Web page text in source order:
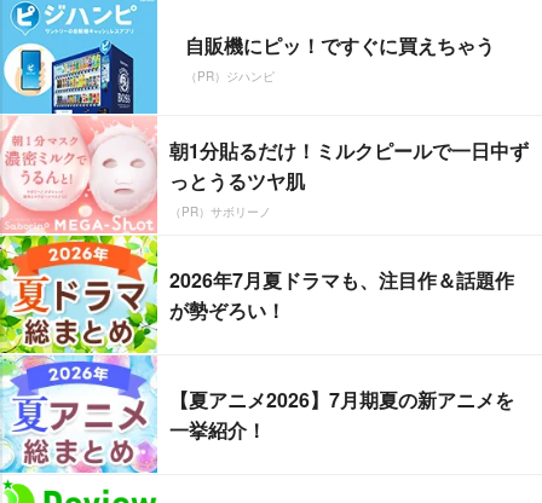
自販機にピッ！ですぐに買えちゃう
（PR）ジハンピ
朝1分貼るだけ！ミルクピールで一日中ず
っとうるツヤ肌
（PR）サボリーノ
2026年7月夏ドラマも、注目作＆話題作
が勢ぞろい！
【夏アニメ2026】7月期夏の新アニメを
一挙紹介！